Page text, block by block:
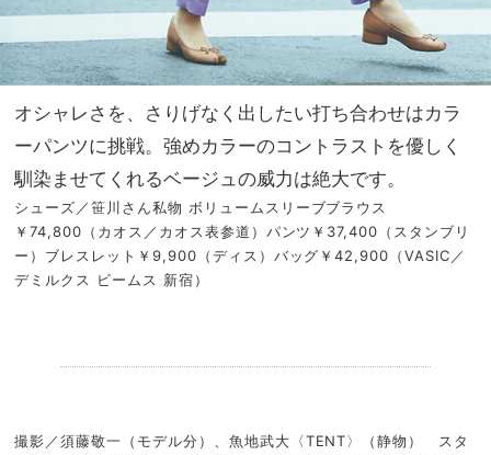
オシャレさを、さりげなく出したい打ち合わせはカラ
ーパンツに挑戦。強めカラーのコントラストを優しく
馴染ませてくれるベージュの威力は絶大です。
シューズ／笹川さん私物 ボリュームスリーブブラウス
￥74,800（カオス／カオス表参道）パンツ￥37,400（スタンブリ
ー）ブレスレット￥9,900（ディス）バッグ￥42,900（VASIC／
デミルクス ビームス 新宿）
撮影／須藤敬一（モデル分）、魚地武大〈TENT〉（静物） スタ